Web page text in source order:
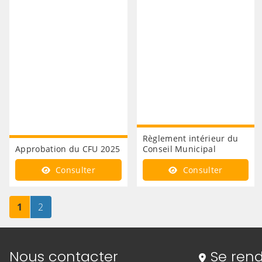
Approbation du CFU 2025
Consulter
Règlement intérieur du
Conseil Municipal
Consulter
Page
1 sur 2Page
2
Informations de contact
Nous contacter Se